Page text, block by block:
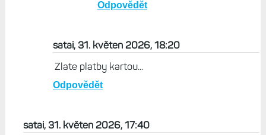
Odpovědět
satai, 31. květen 2026, 18:20
Zlate platby kartou...
Odpovědět
satai, 31. květen 2026, 17:40